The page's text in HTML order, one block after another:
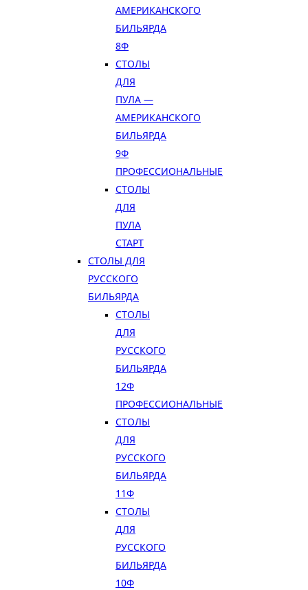
АМЕРИКАНСКОГО
БИЛЬЯРДА
8Ф
СТОЛЫ
ДЛЯ
ПУЛА —
АМЕРИКАНСКОГО
БИЛЬЯРДА
9Ф
ПРОФЕССИОНАЛЬНЫЕ
СТОЛЫ
ДЛЯ
ПУЛА
СТАРТ
СТОЛЫ ДЛЯ
РУССКОГО
БИЛЬЯРДА
СТОЛЫ
ДЛЯ
РУССКОГО
БИЛЬЯРДА
12Ф
ПРОФЕССИОНАЛЬНЫЕ
СТОЛЫ
ДЛЯ
РУССКОГО
БИЛЬЯРДА
11Ф
СТОЛЫ
ДЛЯ
РУССКОГО
БИЛЬЯРДА
10Ф